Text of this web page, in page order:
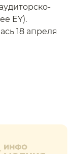
EY).
18 апреля